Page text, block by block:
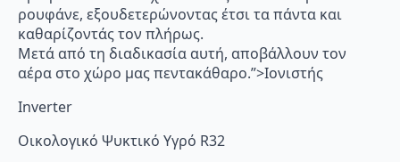
ρουφάνε, εξουδετερώνοντας έτσι τα πάντα και
καθαρίζοντάς τον πλήρως.
Μετά από τη διαδικασία αυτή, αποβάλλουν τον
αέρα στο χώρο μας πεντακάθαρο.”>Ιονιστής
Inverter
Οικολογικό Ψυκτικό Υγρό R32